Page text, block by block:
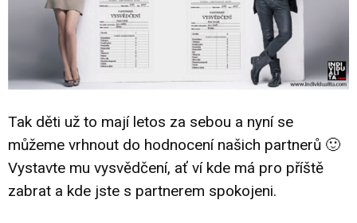
Tak děti už to mají letos za sebou a nyní se
můžeme vrhnout do hodnocení našich partnerů 🙂
Vystavte mu vysvědčení, ať ví kde má pro příště
zabrat a kde jste s partnerem spokojeni.